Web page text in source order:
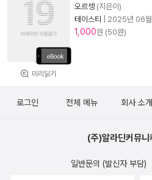
미리읽기
오르셍 (지은이)
테이스티
2025년 06월
1,000원 (50원)
로그인 전체 메뉴 회사 소개
(주)알라딘커뮤니
일반문의 (발신자 부담)